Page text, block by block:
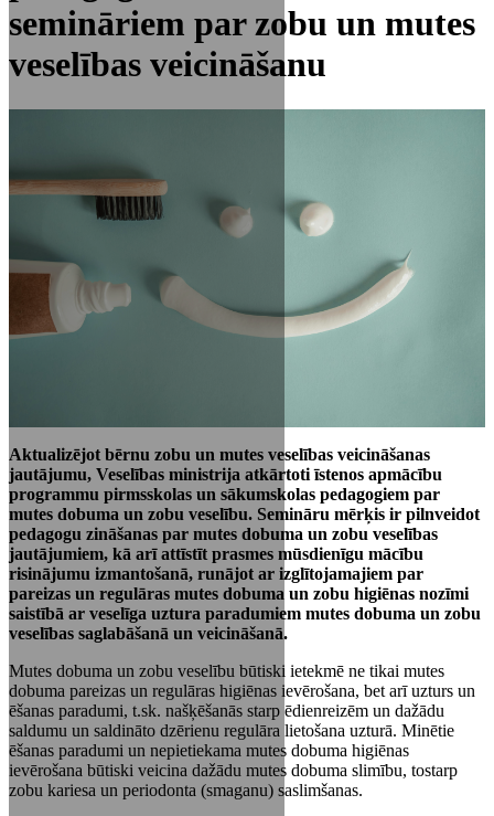
semināriem par zobu un mutes
veselības veicināšanu
Aktualizējot bērnu zobu un mutes veselības veicināšanas
jautājumu, Veselības ministrija atkārtoti īstenos apmācību
programmu pirmsskolas un sākumskolas pedagogiem par
mutes dobuma un zobu veselību. Semināru mērķis ir pilnveidot
pedagogu zināšanas par mutes dobuma un zobu veselības
jautājumiem, kā arī attīstīt prasmes mūsdienīgu mācību
risinājumu izmantošanā, runājot ar izglītojamajiem par
pareizas un regulāras mutes dobuma un zobu higiēnas nozīmi
saistībā ar veselīga uztura paradumiem mutes dobuma un zobu
veselības saglabāšanā un veicināšanā.
Mutes dobuma un zobu veselību būtiski ietekmē ne tikai mutes
dobuma pareizas un regulāras higiēnas ievērošana, bet arī uzturs un
ēšanas paradumi, t.sk. našķēšanās starp ēdienreizēm un dažādu
saldumu un saldināto dzērienu regulāra lietošana uzturā. Minētie
ēšanas paradumi un nepietiekama mutes dobuma higiēnas
ievērošana būtiski veicina dažādu mutes dobuma slimību, tostarp
zobu kariesa un periodonta (smaganu) saslimšanas.